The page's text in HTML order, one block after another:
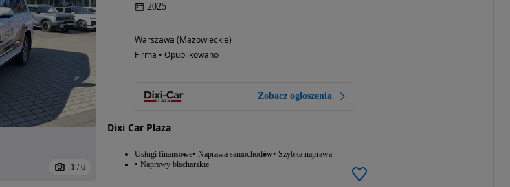
1 / 6
2025
Warszawa (Mazowieckie)
Firma • Opublikowano
Zobacz ogłoszenia
Dixi Car Plaza
Usługi finansowe Naprawa samochodów Szybka naprawa
Naprawy blacharskie